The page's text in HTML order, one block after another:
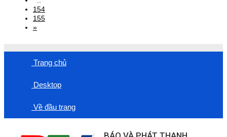
154
155
»
Trang chủ
Desktop
Về đầu trang